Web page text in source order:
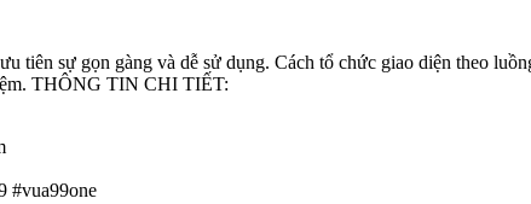
sự gọn gàng và dễ sử dụng. Cách tổ chức giao diện theo
THÔNG TIN CHI TIẾT:
#vua99one